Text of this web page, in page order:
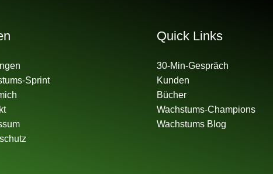
Sprint
Quick Links
30-Min-Gespräch
Kunden
Bücher
Wachstums-Champions
Wachstums Blog